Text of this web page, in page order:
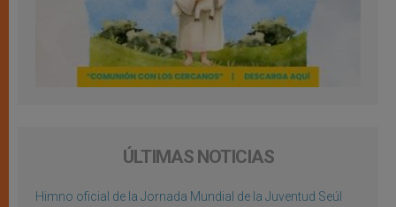
ÚLTIMAS NOTICIAS
Himno oficial de la Jornada Mundial de la Juventud Seúl